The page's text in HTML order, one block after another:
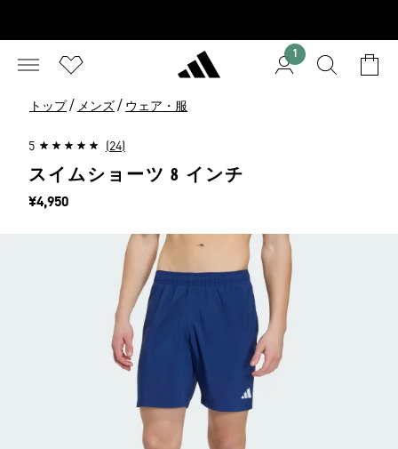
1
トップ / メンズ / ウェア・服
5 (24)
スイムショーツ 8 インチ
価格
¥4,950